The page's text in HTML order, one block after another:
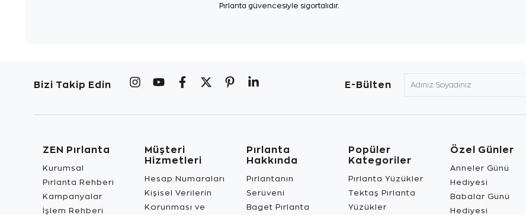
Pırlanta güvencesiyle sigortalıdır.
Bizi Takip Edin E-Bülten
ZEN Pırlanta
Kurumsal
Pırlanta Rehberi
Kampanyalar
İşlem Rehberi
Müşteri
Hizmetleri
Hesap Numaraları
Kişisel Verilerin
Korunması ve
Pırlanta
Hakkında
Pırlantanın
Serüveni
Baget Pırlanta
Popüler
Kategoriler
Pırlanta Yüzükler
Tektaş Pırlanta
Yüzükler
Özel Günler
Anneler Günü
Hediyesi
Babalar Günü
Hediyesi